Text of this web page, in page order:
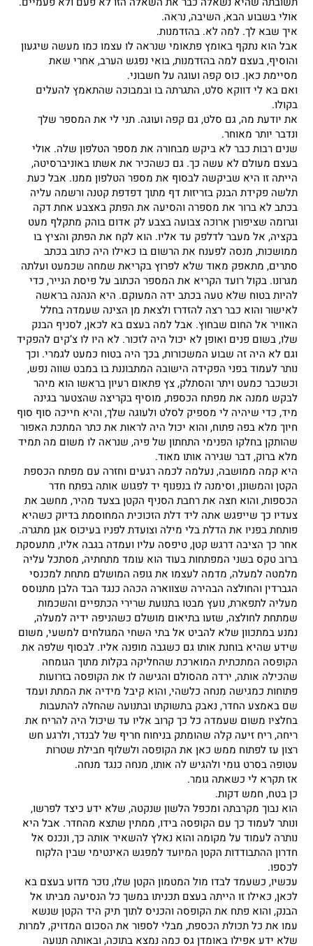
אולי בשבוע הבא, השיבה, נראה.
איך שבא לך. למה לא. בהזדמנות.
אבל הוא נתקף באומץ פתאומי שנראה לו עצמו כמו מעשה שיגעון
והוסיף, בעצם למה בהזדמנות, בואי נפגש הערב, אחרי שאת
מסיימת כאן. כוס קפה ועוגה על חשבוני.
ואם בא לי דווקא סלט, התגרתה בו ובמבוכה שהתאמץ להעלים
בקולו.
את יודעת מה, גם סלט, גם קפה ועוגה. תני לי את המספר שלך
ונדבר יותר מאוחר.
שנים רבות כבר לא ביקש מבחורה את מספר הטלפון שלה. אולי
בעצם מעולם לא עשה כך. גם כשהכיר את אשתו באוניברסיטה,
הייתה זו היא שביקשה לבסוף את מספר הטלפון ממנו. אבל כעת
תלשה פקידת הבנק בזריזות דף מתוך דפדפת קטנה ורשמה עליה
בכתב לא ברור את מספרה והסיעה את הפתק באצבע אחת דקה
וגרומה שציפורן ארוכה צבועה בצבע לק אדום בוהק מתקלף מעט
בקציה, אל מעבר לדלפק עד אליו. הוא לקח את הפתק והציץ בו
ממושכות, מנסה לפענח את הרשום בו כאילו היה כתוב בכתב
סתרים, מתאפק מאוד שלא לפרוץ בקריאת שמחה שכמעט ועלתה
מגרונו. בקול רועד הקריא את המספר הכתוב על פיסת הנייר, כדי
להיות בטוח שלא טעה בכתב ידה המעוקם. היא הנהנה בראשה
לאישור והוא כבר רצה להזדרז ולצאת מן הצינה שעמדה בחלל
האוויר אל החום שבחוץ. אבל למה בעצם בא לכאן, לסניף הבנק
שלו, בשום פנים ואופן לא יכול היה לזכור. לא היו לו צ’קים להפקיד
וגם לא היה זה שבוע המשכורות, בכך היה בטוח כמעט לגמרי. וכך
נותר לעמוד בפני הפקידה הישובה המתבוננת בו במבט שווה נפש,
וכשכבר כמעט ויתר והסתלק, צץ פתאום רעיון בראשו הוא מיהר
לבקש ממנה את מפתח הכספת, מוסיף בקריצה שהצטער בגינה
מיד, כדי שיהיה לי מספיק לסלט ולעוגה שלך, והיא חייכה סוף סוף
חיוך מלא בפה פתוח, והוא יכול היה לראות את כתר המתכת האפור
שהותקן בחלקו הפנימי התחתון של פיה, שנראה לו משום מה תמיד
מלא ברוק, דבר שגירה אותו מאוד.
היא קמה ממושבה, נעלמה לכמה רגעים וחזרה עם מפתח הכספת
הקטן והמשונן, וסימנה לו בנפנוף יד לפגוש אותה בפתח חדר
הכספות, והוא חצה את רחבת הסניף הקטן בצעד מהיר, מחשב את
צעדיו כך שייפגש אתה ליד דלת הזכוכית המחוסמת בדיוק כשהיא
פותחת בפניו את הדלת בלי מילה וצועדת לפניו בעיכוס אגן מתגרה.
אחר כך הציבה דרגש קטן, טיפסה עליו ועמדה בגבה אליו, מתעסקת
ברוב טקס בשני המפתחות בעוד הוא עומד מתחתיה, מסתכל עליה
מלמטה למעלה, מדמה לעצמו את גופה המושלם מתחת למכנסי
הגברדין והחולצה הבהירה שצווארה הכהה כנגד הבד הלבן מתנוסס
מעליה לתפארת, נועץ מבטו בתנועת שרירי הכתפיים והשכמות
שמתחת לחולצה, שזעו בתיאום מושלם כשהניפה ידיה למעלה,
נמנע במתכוון שלא להביט אל בתי השחי המגולחים למשעי, משום
שידע שהיא בוחנת אותו גם כשגבה מופנה אליו. לבסוף שלפה את
הקופסה המתכתית המוארכת שהחליקה בקלות מתוך הגומחה
שהכילה אותה, ירדה מהסולם והגישה לו את הקופסה בזרועות
פתוחות כמגישה מִנחה כלשהי, והוא קיבל מידיה את המתת ועמד
שם באמצע החדר, נאבק בתשוקתו ובתנועה שהחלה להתעבות
בחלציו משום שעמדה כל כך קרוב אליו עד שיכול היה להריח את
ריחה, ריח זיעה קלה שהומתק בניחוח חריף של לבנדר, ולרגע חש
רצון עז לפתוח ממש כאן את הקופסה ולשלוף חבילת שטרות
עטופה בסרט גומי ולהגיש לה אותו, מנחה כנגד מנחה.
אז תקרא לי כשאתה גומר.
כן בטח, חמש דקות.
הוא נבוך מקרבתה ומכפל הלשון שנקטה, שלא ידע כיצד לפרשו,
ונותר לעמוד כך עם הקופסה בידו, ממתין שתצא מהחדר. אבל היא
נותרה לעמוד על מקומה והוא נאלץ להשאיר אותה כך, ונכנס אל
חדרון ההתבודדות הקטן המיועד למפגש האינטימי שבין הלקוח
לכספו.
עכשיו, כשעמד לבדו מול המטמון הקטן שלו, נזכר מדוע בעצם בא
לכאן, כאילו זו הייתה בעצם תכניתו במשך כל הנסיעה מביתו אל
הבנק, והוא פתח את הקופסה והכניס לתוך תיק היד הקטן שנשא
עמו את כל תכולת הכספת, מבלי לספור את הסכום המדויק, למרות
שלא ידע אפילו באומדן גס כמה נמצא בתוכה, ובאותה תנועה